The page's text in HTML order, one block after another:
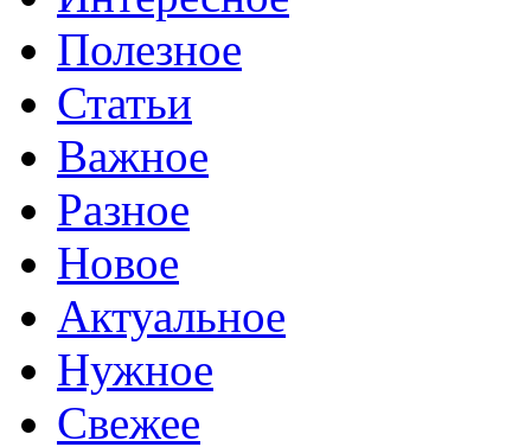
Полезное
Статьи
Важное
Разное
Новое
Актуальное
Нужное
Свежее